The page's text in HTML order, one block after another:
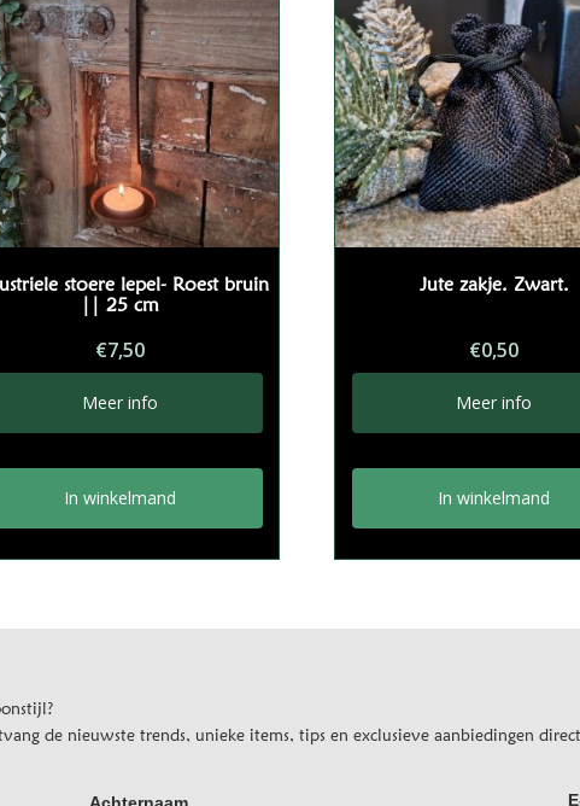
stoere lepel- Roest bruin
|| 25 cm
€7,50
Meer info
In winkelmand
Jute zakje. Zwart.
€0,50
Meer info
In winkelmand
de nieuwste trends, unieke items, tips en exclusieve aanbiedingen